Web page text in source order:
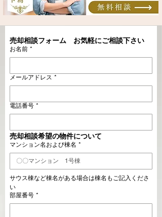
売却相談フォーム　お気軽にご相談下さい
お名前 *
メールアドレス *
電話番号 *
売却相談希望の物件について
マンション名および棟名 *
サウス棟など棟名がある場合は棟名もご記入くださ
い
部屋番号 *